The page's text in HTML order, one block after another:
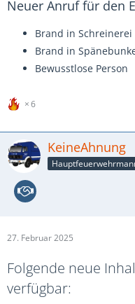
Neuer Anruf für den
Brand in Schreinerei
Brand in
Bewusstlose Person
6
KeineAhnung
27. Februar 2025
Folgende neue
verfügbar: